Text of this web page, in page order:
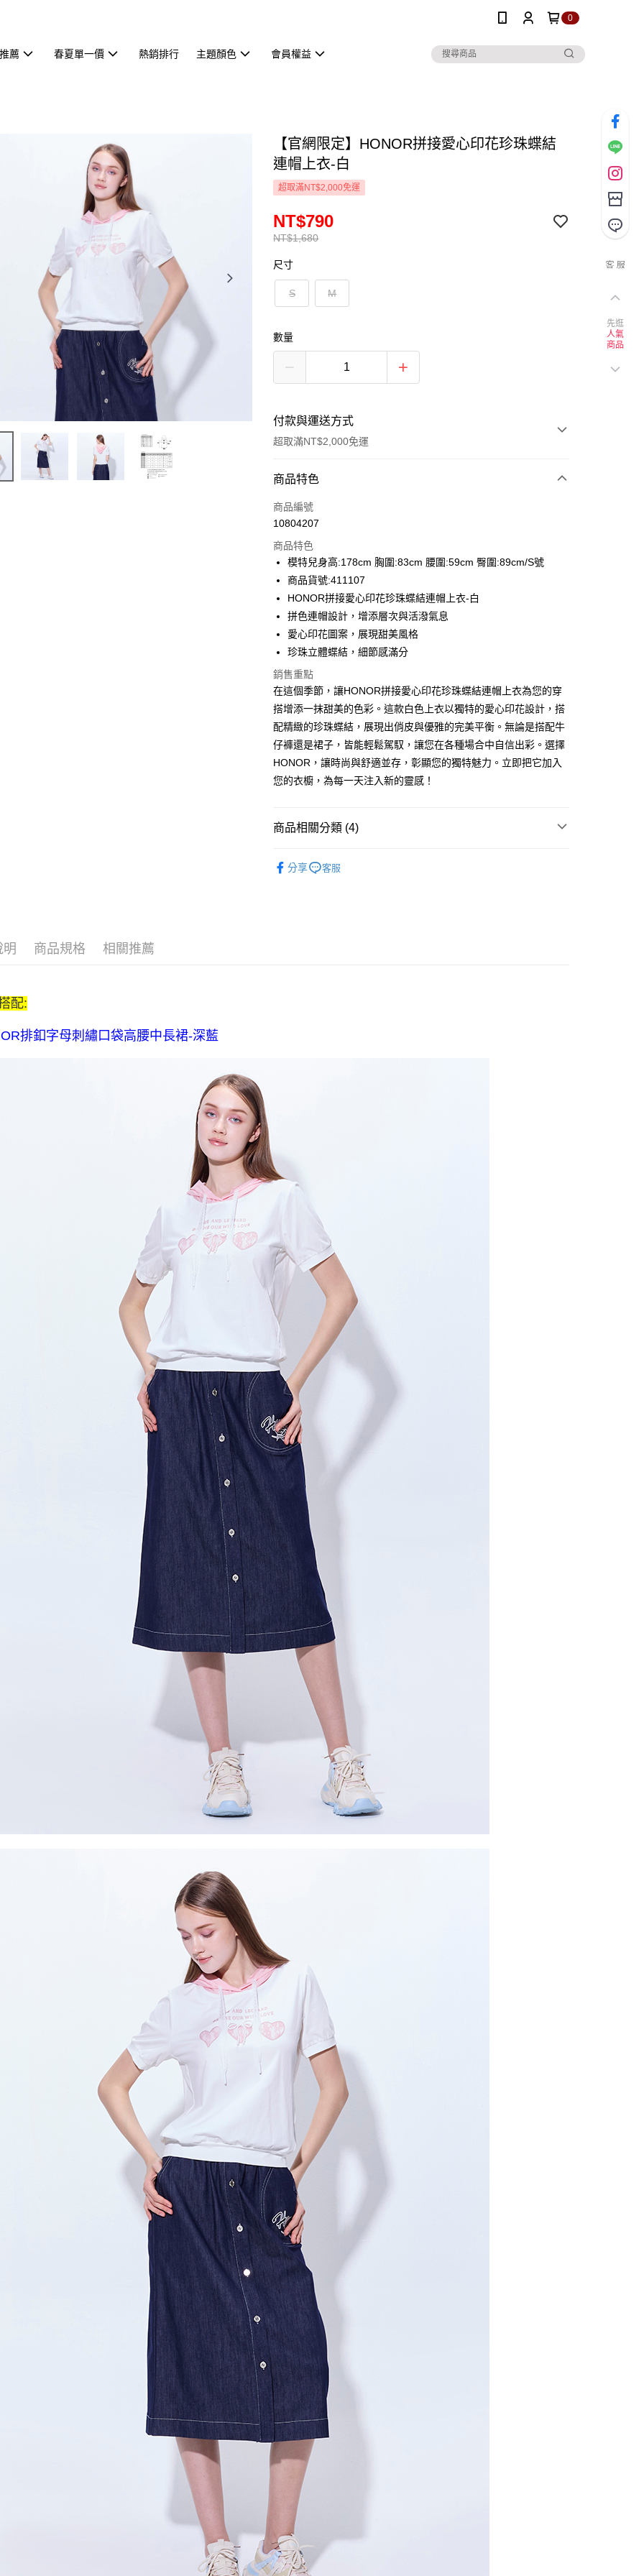
0
薦 春夏單一價 熱銷排行 主題顏色 會員權益
【官網限定】HONOR拼接愛心印花珍珠蝶結
連帽上衣-白
超取滿NT$2,000免運
NT$1,680
NT$790
尺寸
S M
數量
付款與運送方式
超取滿NT$2,000免運
付款方式
信用卡一次付款
LINE Pay
Apple Pay
街口支付
悠遊付
ATM付款
運送方式
全家取貨付款 -訂單滿 $2000 元即享免運服務，未滿則另收
$80 元物流費用。
全家付款後取貨-訂單滿 $2000 元即享免運服務-未滿則另收
每筆NT$80，滿NT$2,000(含以上)免運費
商品特色
商品編號
10804207
商品特色
模特兒身高:178cm 胸圍:83cm 腰圍:59cm 臀圍:89cm/S號
商品貨號:411107
HONOR拼接愛心印花珍珠蝶結連帽上衣-白
拼色連帽設計，增添層次與活潑氣息
愛心印花圖案，展現甜美風格
珍珠立體蝶結，細節感滿分
銷售重點
在這個季節，讓HONOR拼接愛心印花珍珠蝶結連帽上衣為您的穿
搭增添一抹甜美的色彩。這款白色上衣以獨特的愛心印花設計，搭
配精緻的珍珠蝶結，展現出俏皮與優雅的完美平衡。無論是搭配牛
仔褲還是裙子，皆能輕鬆駕馭，讓您在各種場合中自信出彩。選擇
HONOR，讓時尚與舒適並存，彰顯您的獨特魅力。立即把它加入
您的衣櫥，為每一天注入新的靈感！
商品相關分類 (4)
分享 客服
明 商品規格 相關推薦
配:
排釦字母刺繡口袋高腰中長裙-深藍
先逛
人氣
商品